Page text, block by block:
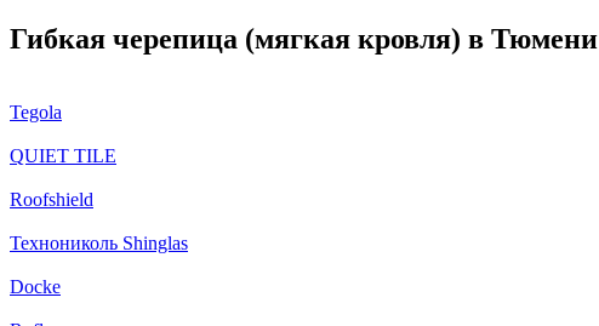
Гибкая черепица (мягкая кровля) в Тюмени
Tegola
QUIET TILE
Roofshield
Технониколь Shinglas
Docke